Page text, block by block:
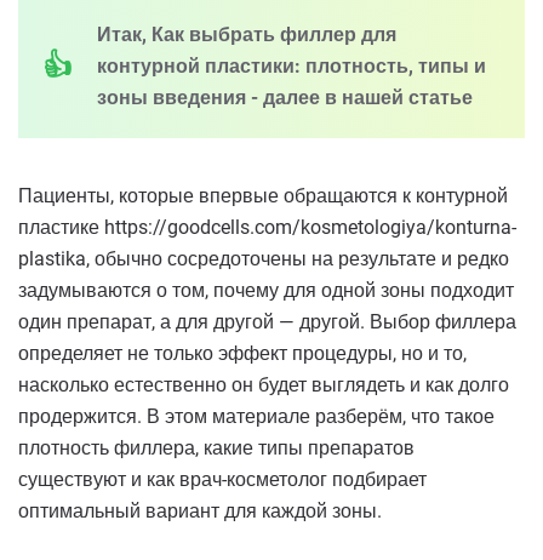
Итак, Как выбрать филлер для
контурной пластики: плотность, типы и
зоны введения - далее в нашей статье
Пациенты, которые впервые обращаются к контурной
пластике https://goodcells.com/kosmetologiya/konturna-
plastika, обычно сосредоточены на результате и редко
задумываются о том, почему для одной зоны подходит
один препарат, а для другой — другой. Выбор филлера
определяет не только эффект процедуры, но и то,
насколько естественно он будет выглядеть и как долго
продержится. В этом материале разберём, что такое
плотность филлера, какие типы препаратов
существуют и как врач-косметолог подбирает
оптимальный вариант для каждой зоны.